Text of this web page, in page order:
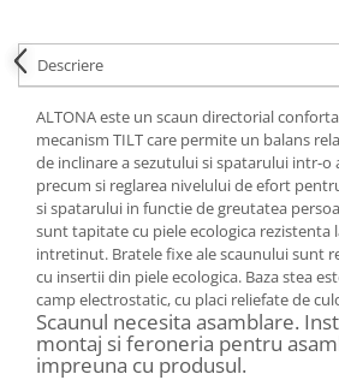
Descriere
ALTONA este un scaun directorial
mecanism TILT care permite un balans
de inclinare a sezutului si spatarului intr-
precum si reglarea nivelului de efort
si spatarului in functie de greutatea
sunt tapitate cu piele ecologica rezistenta
intretinut. Bratele fixe ale scaunului sunt
cu insertii din piele ecologica. Baza stea
camp electrostatic, cu placi reliefate de
Scaunul necesita asamblare.
montaj si feroneria pentru
impreuna cu produsul.